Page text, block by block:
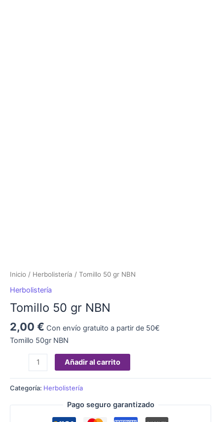
Inicio / Herbolistería / Tomillo 50 gr NBN
Herbolistería
Tomillo 50 gr NBN
2,00 € Con envío gratuito a partir de 50€
Tomillo 50gr NBN
Añadir al carrito
Categoría: Herbolistería
Pago seguro garantizado